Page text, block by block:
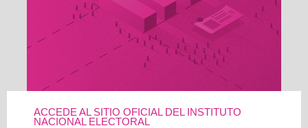
ACCEDE AL SITIO OFICIAL DEL INSTITUTO
NACIONAL ELECTORAL